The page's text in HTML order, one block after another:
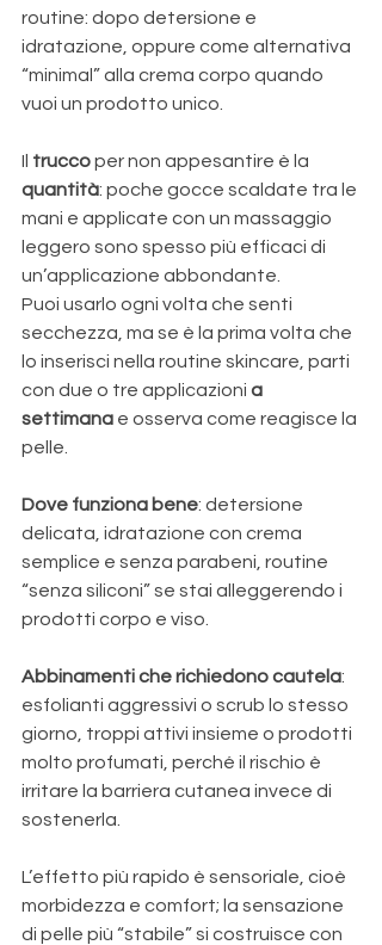
routine: dopo detersione e
idratazione, oppure come alternativa
“minimal” alla crema corpo quando
vuoi un prodotto unico.
Il trucco per non appesantire è la
quantità: poche gocce scaldate tra le
mani e applicate con un massaggio
leggero sono spesso più efficaci di
un’applicazione abbondante.
Puoi usarlo ogni volta che senti
secchezza, ma se è la prima volta che
lo inserisci nella routine skincare, parti
con due o tre applicazioni a
settimana e osserva come reagisce la
pelle.
Dove funziona bene: detersione
delicata, idratazione con crema
semplice e senza parabeni, routine
“senza siliconi” se stai alleggerendo i
prodotti corpo e viso.
Abbinamenti che richiedono cautela:
esfolianti aggressivi o scrub lo stesso
giorno, troppi attivi insieme o prodotti
molto profumati, perché il rischio è
irritare la barriera cutanea invece di
sostenerla.
L’effetto più rapido è sensoriale, cioè
morbidezza e comfort; la sensazione
di pelle più “stabile” si costruisce con